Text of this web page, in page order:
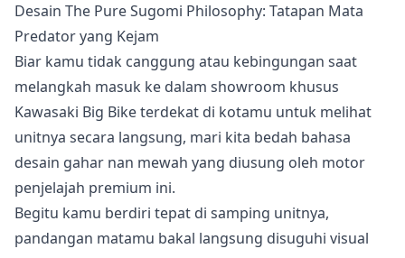
Desain The Pure Sugomi Philosophy: Tatapan Mata
Predator yang Kejam
Biar kamu tidak canggung atau kebingungan saat
melangkah masuk ke dalam showroom khusus
Kawasaki Big Bike terdekat di kotamu untuk melihat
unitnya secara langsung, mari kita bedah bahasa
desain gahar nan mewah yang diusung oleh motor
penjelajah premium ini.
Begitu kamu berdiri tepat di samping unitnya,
pandangan matamu bakal langsung disuguhi visual